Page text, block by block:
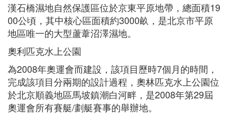
漢石橋濕地自然保護區位於京東平原地帶，總面積19
00公頃，其中核心區面積約3000畝，是北京市平原
地區唯一的大型蘆葦沼澤濕地。
奧利匹克水上公園
為2008年奧運會而建設，該項目歷時7個月的時間，
完成該項目分兩期的設計過程，奧林匹克水上公園位
於北京順義地區馬坡鎮潮白河畔，是2008年第29屆
奧運會所有賽艇/劃艇賽事的舉辦地。